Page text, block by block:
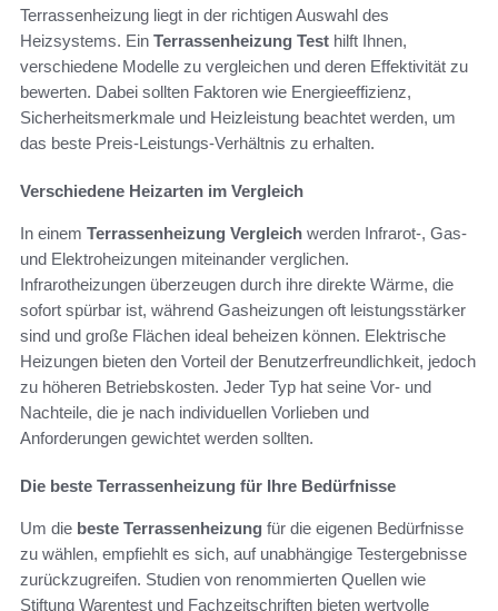
Terrassenheizung liegt in der richtigen Auswahl des
Heizsystems. Ein Terrassenheizung Test hilft Ihnen,
verschiedene Modelle zu vergleichen und deren Effektivität zu
bewerten. Dabei sollten Faktoren wie Energieeffizienz,
Sicherheitsmerkmale und Heizleistung beachtet werden, um
das beste Preis-Leistungs-Verhältnis zu erhalten.
Verschiedene Heizarten im Vergleich
In einem Terrassenheizung Vergleich werden Infrarot-, Gas-
und Elektroheizungen miteinander verglichen.
Infrarotheizungen überzeugen durch ihre direkte Wärme, die
sofort spürbar ist, während Gasheizungen oft leistungsstärker
sind und große Flächen ideal beheizen können. Elektrische
Heizungen bieten den Vorteil der Benutzerfreundlichkeit, jedoch
zu höheren Betriebskosten. Jeder Typ hat seine Vor- und
Nachteile, die je nach individuellen Vorlieben und
Anforderungen gewichtet werden sollten.
Die beste Terrassenheizung für Ihre Bedürfnisse
Um die beste Terrassenheizung für die eigenen Bedürfnisse
zu wählen, empfiehlt es sich, auf unabhängige Testergebnisse
zurückzugreifen. Studien von renommierten Quellen wie
Stiftung Warentest und Fachzeitschriften bieten wertvolle